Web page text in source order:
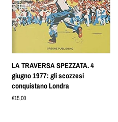
LA TRAVERSA SPEZZATA. 4
giugno 1977: gli scozzesi
conquistano Londra
Prezzo
€15,00